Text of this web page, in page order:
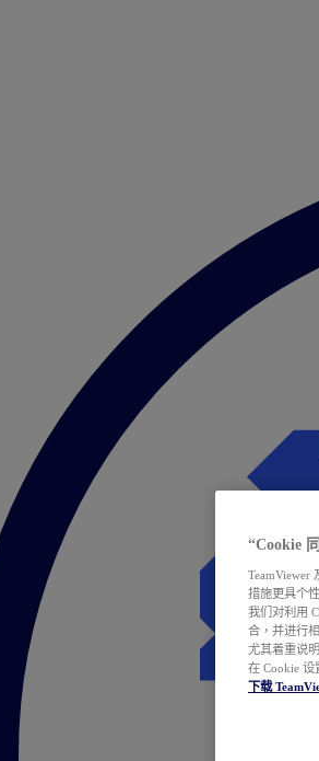
“Cookie
TeamViewer
措施更具个
我们对利用
合，并进行
尤其着重说
在 Cookie 设
下载